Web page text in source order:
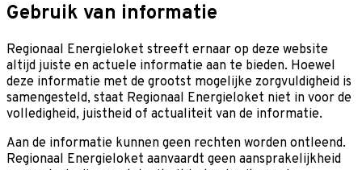
Gebruik van informatie
Regionaal Energieloket streeft ernaar op deze website
altijd juiste en actuele informatie aan te bieden. Hoewel
deze informatie met de grootst mogelijke zorgvuldigheid is
samengesteld, staat Regionaal Energieloket niet in voor de
volledigheid, juistheid of actualiteit van de informatie.
Aan de informatie kunnen geen rechten worden ontleend.
Regionaal Energieloket aanvaardt geen aansprakelijkheid